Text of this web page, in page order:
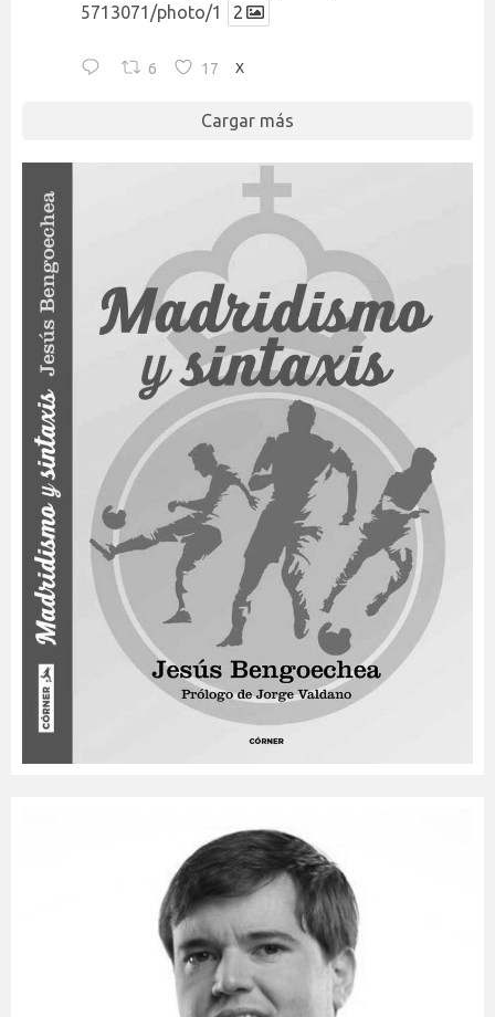
5713071/photo/1
2
6 17 X
Cargar más